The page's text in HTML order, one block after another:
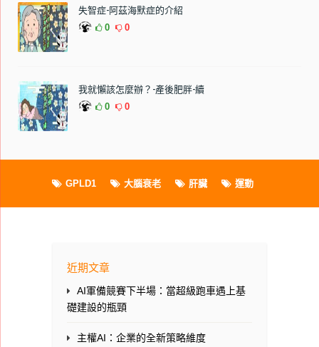
失智症-阿茲海默症的介紹
0 0
我就懶該怎麼辦？-產後肥胖-續
0 0
GPLD1 大腦衰老 肝臟 運動
近期文章
AI軍備競賽下半場：當超級跑車遇上基
礎建設的瓶頸
主權AI：企業的全新策略維度